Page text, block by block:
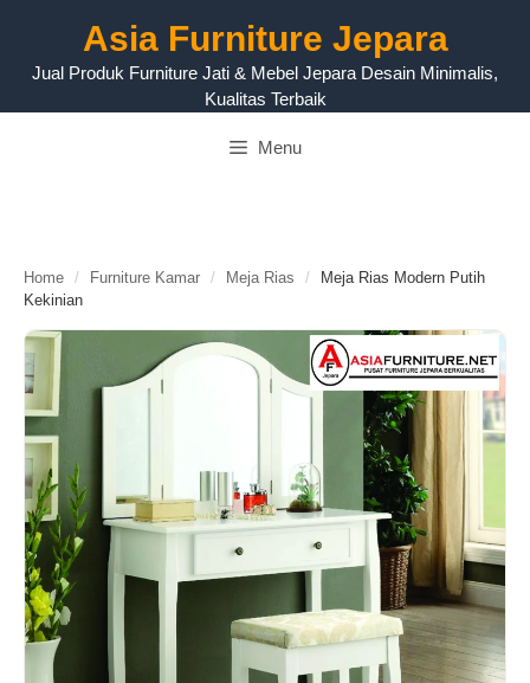
Asia Furniture Jepara
Jual Produk Furniture Jati & Mebel Jepara Desain Minimalis,
Kualitas Terbaik
Menu
Home / Furniture Kamar / Meja Rias /
Meja Rias Modern Putih
Kekinian